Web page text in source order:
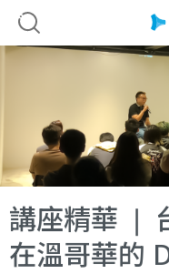
講座精華 ❘
在溫哥華的